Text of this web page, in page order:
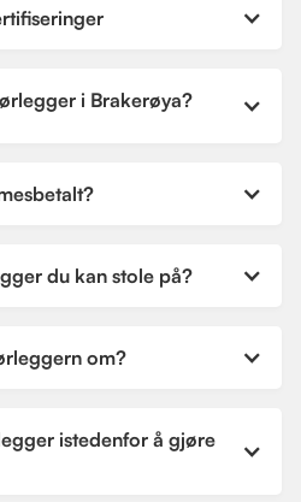
i Brakerøya?
du kan stole på?
om?
istedenfor å gjøre